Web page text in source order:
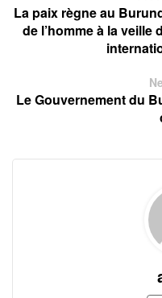
La paix règne au
de l’homme à la veille
Le Gouvernement du